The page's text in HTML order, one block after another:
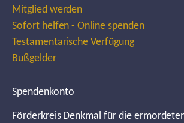
Mitglied werden
Sofort helfen - Online spenden
Testamentarische Verfügung
Bußgelder
Spendenkonto
Förderkreis Denkmal für die